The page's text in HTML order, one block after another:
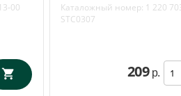
00 Каталожный номер: 1 220
STC0307
209 р.